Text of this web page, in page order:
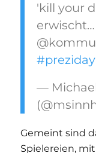
'kill your
erwischt…
#preziday
—
Gemeint sind
Spielereien,